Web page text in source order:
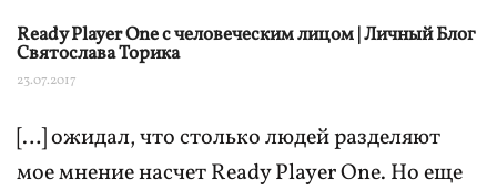
Ready Player One с человеческим лицом | Личный Блог
Святослава Торика
23.07.2017
[…] ожидал, что столько людей разделяют
мое мнение насчет Ready Player One. Но еще